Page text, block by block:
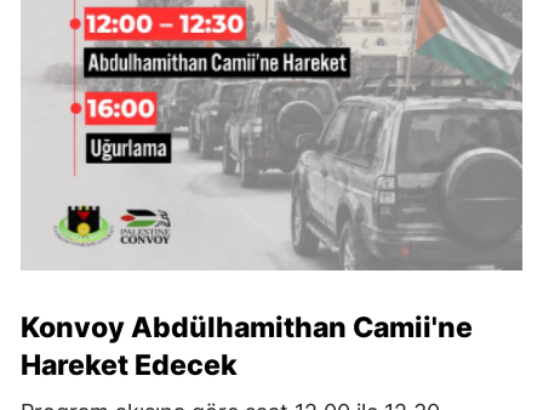
Konvoy Abdülhamithan Camii'ne
Hareket Edecek